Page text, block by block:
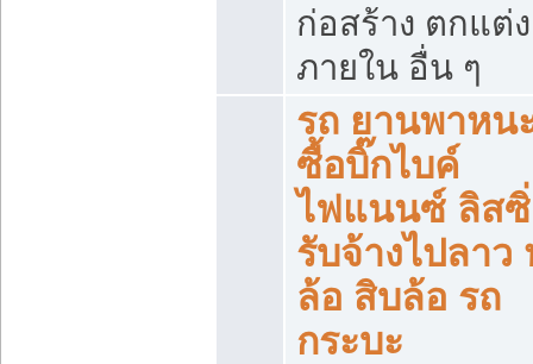
ก่อสร้าง ตกแต่ง
ภายใน อื่น ๆ
รถ ยานพาหน
ซื้อบิ๊กไบค์
ไฟแนนซ์ ลิส
รับจ้างไปลาว
ล้อ สิบล้อ รถ
กระบะ